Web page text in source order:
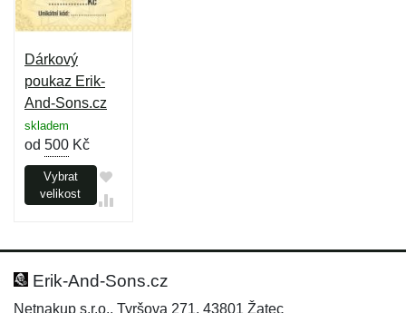
Dárkový
poukaz Erik-
And-Sons.cz
skladem
od 500 Kč
Vybrat
velikost
Erik-And-Sons.cz
Netnakup s.r.o., Tyršova 271, 43801 Žatec